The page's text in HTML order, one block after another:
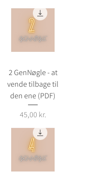
2 GenNøgle - at
vende tilbage til
den ene (PDF)
Pris
45,00 kr.